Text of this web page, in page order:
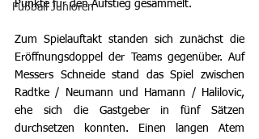
Fußball Junioren
Punkte für den Aufstieg gesammelt.
Zum Spielauftakt standen sich zunächst die
Eröffnungsdoppel der Teams gegenüber. Auf
Messers Schneide stand das Spiel zwischen
Radtke / Neumann und Hamann / Halilovic,
ehe sich die Gastgeber in fünf Sätzen
durchsetzen konnten. Einen langen Atem